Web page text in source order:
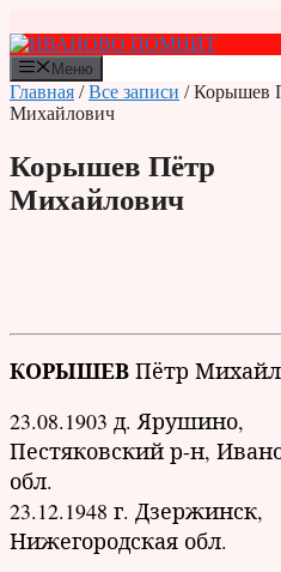
к
содержимому
Меню
Главная /Все записи / Корышев
Михайлович
Корышев Пётр
Михайлович
КОРЫШЕВ Пётр
23.08.1903 д. Ярушино,
Пестяковский р-н,
обл.
23.12.1948 г. Дзержинск,
Нижегородская обл.